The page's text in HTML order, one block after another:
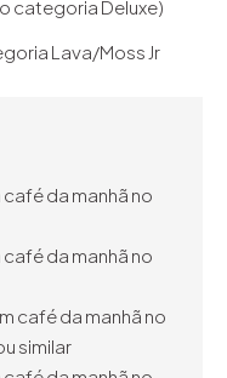
categoria Deluxe)
Lava/Moss Jr
da manhã no
da manhã no
café da manhã no
similar